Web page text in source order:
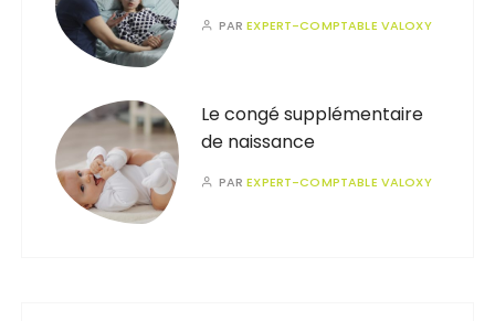
PAREXPERT-COMPTABLE VALOXY
Le congé supplémentaire
de naissance
PAREXPERT-COMPTABLE VALOXY